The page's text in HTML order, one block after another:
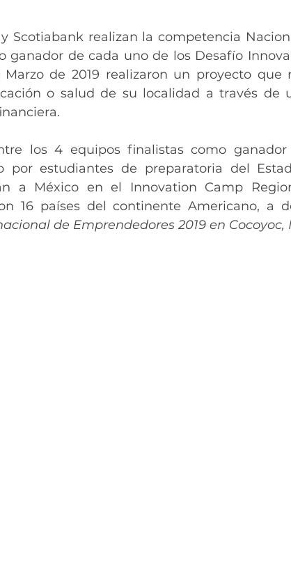
ganador de cada uno de los Desafío
de 2019 realizaron un proyecto que
o salud de su localidad a través de
los 4 equipos finalistas como ganador
por estudiantes de preparatoria del
a México en el Innovation Camp
16 países del continente Americano, a
de Emprendedores 2019 en Cocoyoc,